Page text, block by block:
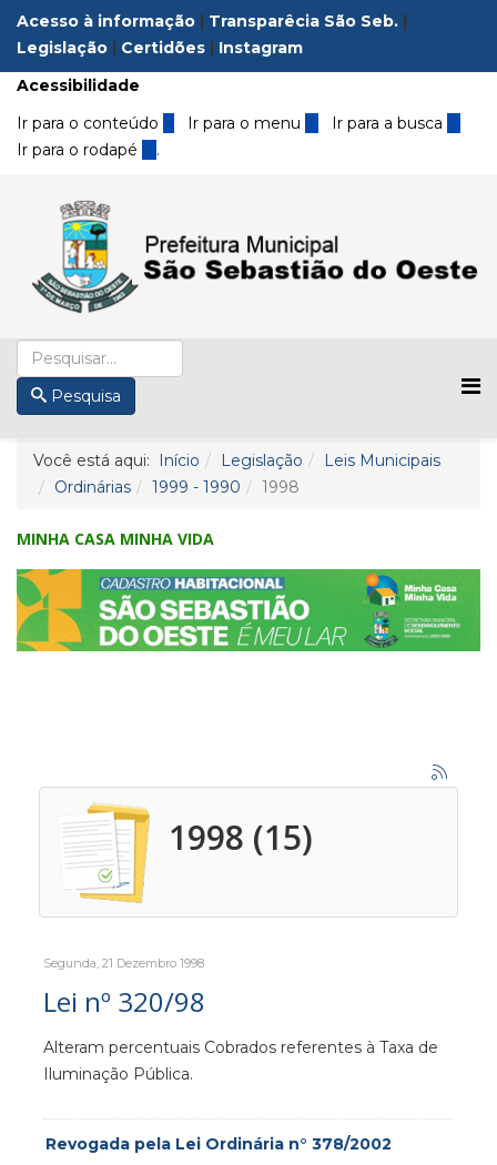
Acesso à informação | Transparêcia São Seb. |
Legislação | Certidões | Instagram
Acessibilidade
Ir para o conteúdo 1 Ir para o menu 2 Ir para a busca3
Ir para o rodapé 4 .
Pesquisa
Você está aqui: Início Legislação
Leis Municipais
Ordinárias
1999 - 1990 1998
MINHA CASA MINHA VIDA
1998 (15)
Segunda, 21 Dezembro 1998
Lei nº 320/98
Alteram percentuais Cobrados referentes à Taxa de
Iluminação Pública.
Revogada pela Lei Ordinária n° 378/2002